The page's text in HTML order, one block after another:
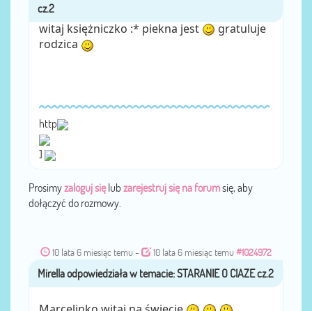
witaj księżniczko :* piekna jest
gratuluje
rodzica
http
]
Prosimyzaloguj sięlub zarejestruj się na forumsię, aby
dołączyć do rozmowy.
10 lata 6 miesiąc temu - 10 lata 6 miesiąc temu #1024972
przezMirella